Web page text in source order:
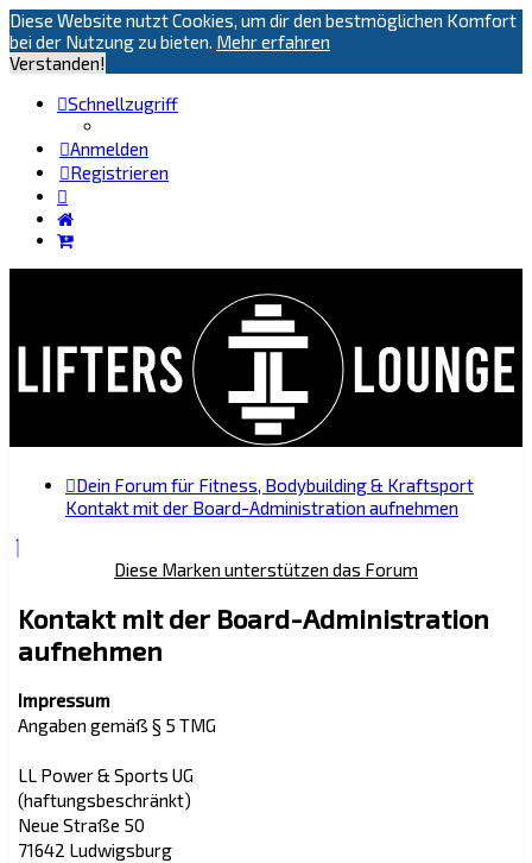
Diese Website nutzt Cookies, um dir den bestmöglichen Komfort
bei der Nutzung zu bieten. Mehr erfahren
Verstanden!
Schnellzugriff
Anmelden
Registrieren
Dein Forum für Fitness, Bodybuilding & Kraftsport
Kontakt mit der Board-Administration aufnehmen
Diese Marken unterstützen das Forum
Kontakt mit der Board-Administration
aufnehmen
Impressum
Angaben gemäß § 5 TMG
LL Power & Sports UG
(haftungsbeschränkt)
Neue Straße 50
71642 Ludwigsburg